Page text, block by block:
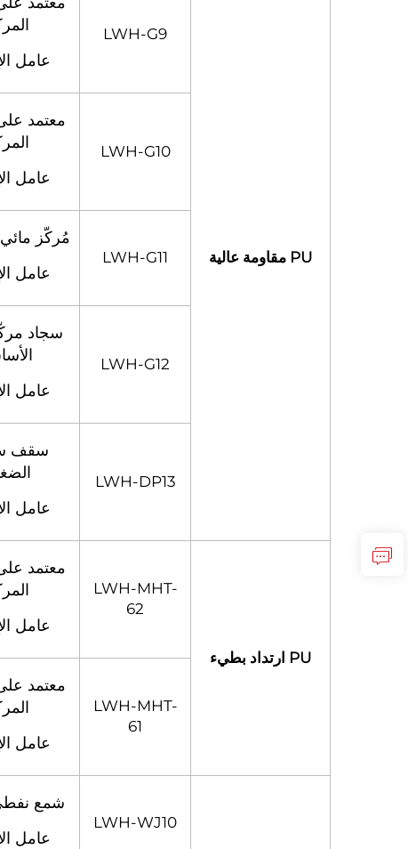
PU مقاومة عالية
LWH-G9
عامل
LWH-G10
معتمد
عامل
LWH-G11
مُركّز
عامل
LWH-G12
سجاد
عامل
LWH-DP13
سقف
عامل
PU ارتداد بطيء
LWH-MHT-
62
معتمد
عامل
LWH-MHT-
61
معتمد
عامل
LWH-WJ10
شمع
عامل